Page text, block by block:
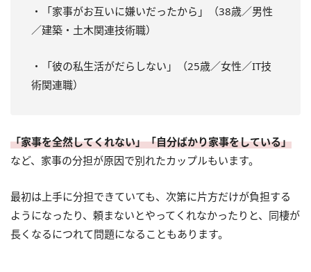
・「家事がお互いに嫌いだったから」（38歳／男性
／建築・土木関連技術職）
・「彼の私生活がだらしない」（25歳／女性／IT技
術関連職）
「家事を全然してくれない」「自分ばかり家事をしている」
など、家事の分担が原因で別れたカップルもいます。
最初は上手に分担できていても、次第に片方だけが負担する
ようになったり、頼まないとやってくれなかったりと、同棲が
長くなるにつれて問題になることもあります。